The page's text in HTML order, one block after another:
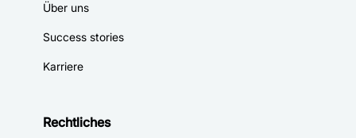
Über uns
Success stories
Karriere
Rechtliches